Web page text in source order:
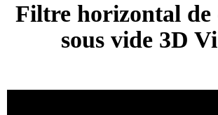
Filtre horizontal de
sous vide 3D